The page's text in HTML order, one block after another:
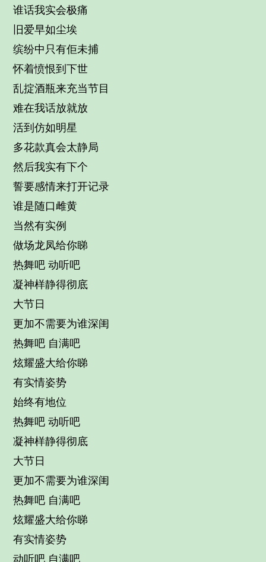
谁话我实会极痛
旧爱早如尘埃
缤纷中只有佢未捕
怀着愤恨到下世
乱掟酒瓶来充当节目
难在我话放就放
活到仿如明星
多花款真会太静局
然后我实有下个
誓要感情来打开记录
谁是随口雌黄
当然有实例
做场龙凤给你睇
热舞吧 动听吧
凝神样静得彻底
大节日
更加不需要为谁深闺
热舞吧 自满吧
炫耀盛大给你睇
有实情姿势
始终有地位
热舞吧 动听吧
凝神样静得彻底
大节日
更加不需要为谁深闺
热舞吧 自满吧
炫耀盛大给你睇
有实情姿势
动听吧 自满吧